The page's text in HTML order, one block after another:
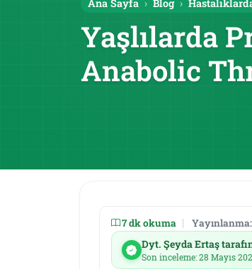
Ana Sayfa Blog
Yaşlılarda
Anabolic
7 dk okuma | Yayınlanma:
Dyt. Şeyda Ertaş
Son inceleme: 28 Mayıs